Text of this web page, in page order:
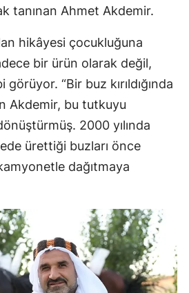
tanınan Ahmet Akdemir.
hikâyesi çocukluğuna
bir ürün olarak değil,
“Bir buz kırıldığında
Akdemir, bu tutkuyu
2000 yılında
ürettiği buzları önce
dağıtmaya